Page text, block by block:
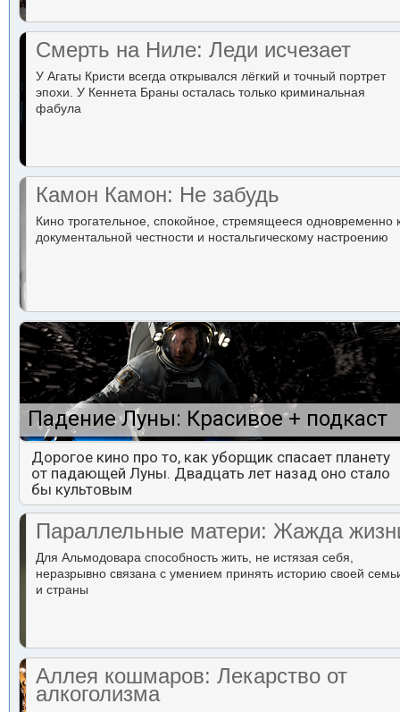
Смерть на Ниле: Леди исчезает
У Агаты Кристи всегда открывался лёгкий и точный портрет
эпохи. У Кеннета Браны осталась только криминальная
фабула
Камон Камон: Не забудь
Кино трогательное, спокойное, стремящееся одновременно
документальной честности и ностальгическому настроению
Падение Луны: Красивое + подкаст
Дорогое кино про то, как уборщик спасает планету
от падающей Луны. Двадцать лет назад оно стало
бы культовым
Параллельные матери: Жажда
Для Альмодовара способность жить, не истязая себя,
неразрывно связана с умением принять историю своей
и страны
Аллея кошмаров: Лекарство от
алкоголизма